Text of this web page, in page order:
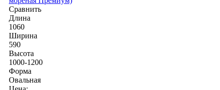
Сравнить
Длина
1060
Ширина
590
Высота
1000-1200
Форма
Овальная